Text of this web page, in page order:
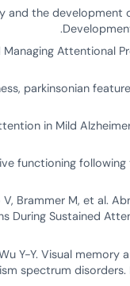
and the
Attentional
parkinsonian
in Mild
functioning
V, Brammer M, et al.
During Sustained
Y-Y. Visual
spectrum disorders.